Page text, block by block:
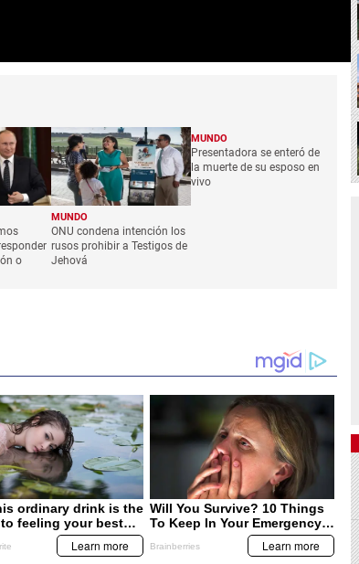
o
MUNDO
ONU condena intención los
rusos prohibir a Testigos de
Jehová
MUNDO
Presentadora se enteró de
la muerte de su esposo en
vivo